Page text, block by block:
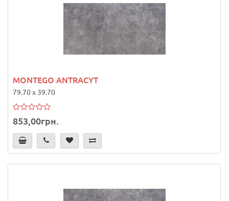
MONTEGO ANTRACYT
79.70 x 39.70
853,00грн.